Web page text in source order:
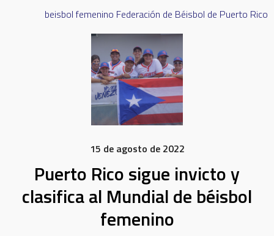
beisbol femenino Federación de Béisbol de Puerto Rico
15 de agosto de 2022
Puerto Rico sigue invicto y
clasifica al Mundial de béisbol
femenino